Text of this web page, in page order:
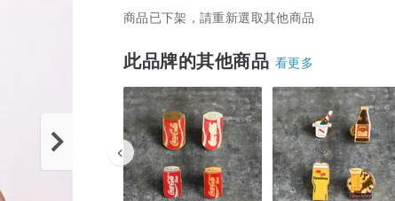
商品已下架，請重新選取其他商品
此品牌的其他商品 看更多